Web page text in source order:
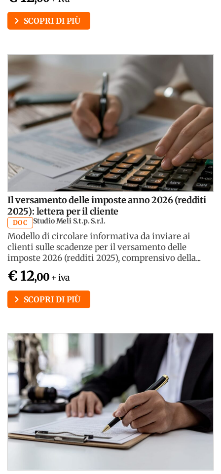
SCOPRI DI PIÙ
Il versamento delle imposte anno 2026 (redditi
2025): lettera per il cliente
DOC Studio Meli S.t.p. S.r.l.
Modello di circolare informativa da inviare ai
clienti sulle scadenze per il versamento delle
imposte 2026 (redditi 2025), comprensivo della...
€ 12,00 + iva
SCOPRI DI PIÙ